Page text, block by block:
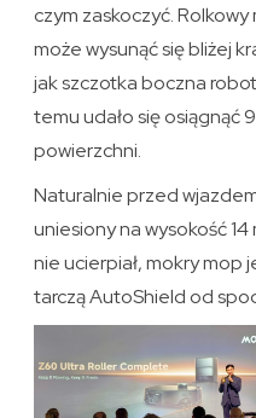
czym zaskoczyć.
może wysunąć się bliżej
jak szczotka boczna
temu udało się osiągnąć
powierzchni.
Naturalnie przed
uniesiony na wysokość
nie ucierpiał, mokry mop
tarczą AutoShield od